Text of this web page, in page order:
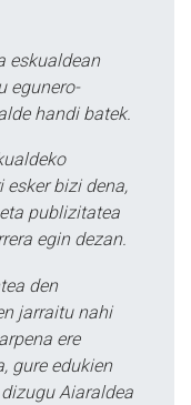
eskualdean
egunero-
handi batek.
esker bizi dena,
publizitatea
egin dezan.
den
jarraitu nahi
ere
gure edukien
Aiaraldea